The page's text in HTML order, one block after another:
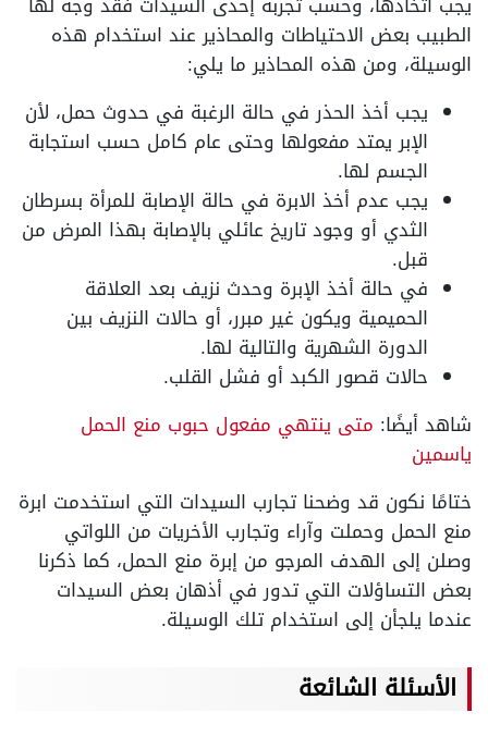
الطبيب بعض الاحتياطات والمحاذير عند استخدام هذه
الوسيلة، ومن هذه المحاذير ما يلي:
يجب أخذ الحذر في حالة الرغبة في حدوث حمل، لأن
الإبر يمتد مفعولها وحتى عام كامل حسب استجابة
الجسم لها.
يجب عدم أخذ الابرة في حالة الإصابة للمرأة بسرطان
الثدي أو وجود تاريخ عائلي بالإصابة بهذا المرض من
قبل.
في حالة أخذ الإبرة وحدث نزيف بعد العلاقة
الحميمية ويكون غير مبرر، أو حالات النزيف بين
الدورة الشهرية والتالية لها.
حالات قصور الكبد أو فشل القلب.
شاهد أيضًا: متى ينتهي مفعول حبوب منع الحمل
ياسمين
ختامًا نكون قد وضحنا تجارب السيدات التي استخدمت ابرة
منع الحمل وحملت وآراء وتجارب الأخريات من اللواتي
وصلن إلى الهدف المرجو من إبرة منع الحمل، كما ذكرنا
بعض التساؤلات التي تدور في أذهان بعض السيدات
عندما يلجأن إلى استخدام تلك الوسيلة.
الأسئلة الشائعة